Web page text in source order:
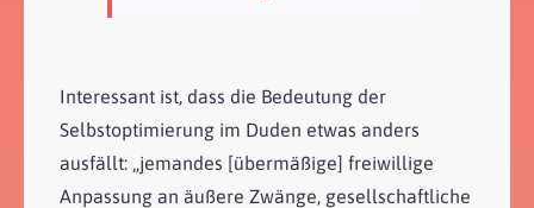
Interessant ist, dass die Bedeutung der
Selbstoptimierung im Duden etwas anders
ausfällt: „jemandes [übermäßige] freiwillige
Anpassung an äußere Zwänge, gesellschaftliche